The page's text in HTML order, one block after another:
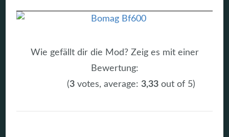
Wie gefällt dir die Mod? Zeig es mit einer
Bewertung:
(3 votes, average: 3,33 out of 5)